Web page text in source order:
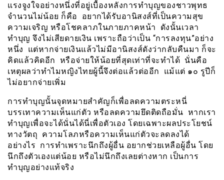
แรงจูงใจอย่างหนึ่งที่อยู่เบื้องหลังการทำบุญของชาวพุทธ
จำนวนไม่น้อย ก็คือ อยากได้รับอานิสงส์ที่เป็นความสุข
ความเจริญ หรือโชคลาภในภายภาคหน้า ดังนั้นเวลา
ทำบุญ จึงไม่เสียดายเงิน เพราะถือว่าเป็น “การลงทุน”อย่าง
หนึ่ง แต่หากจ่ายเงินแล้วไม่มีอานิสงส์ดังว่ากลับคืนมา ก็จะ
คิดแล้วคิดอีก หรือจ่ายให้น้อยที่สุดเท่าที่จะทำได้ นั่นคือ
เหตุผลว่าทำไมหญิงไทยผู้นี้จึงต่อแล้วต่ออีก แม้แต่ ๑๐ รูปีก็
ไม่อยากจ่ายเพิ่ม
การทำบุญนั้นจุดหมายสำคัญก็เพื่อลดความตระหนี่
บรรเทาความเห็นแก่ตัว หรือลดความยึดติดถือมั่น หากเรา
ทำบุญเพื่อจะได้นั่นได้นี่เพื่อตัวเอง โดยเฉพาะผลประโยชน์
ทางวัตถุ ความโลภหรือความเห็นแก่ตัวจะลดลงได้
อย่างไร การทำเพราะนึกถึงผู้อื่น อยากช่วยเหลือผู้อื่น โดย
นึกถึงตัวเองแต่น้อย หรือไม่นึกถึงเลยต่างหาก เป็นการ
ทำบุญอย่างแท้จริง